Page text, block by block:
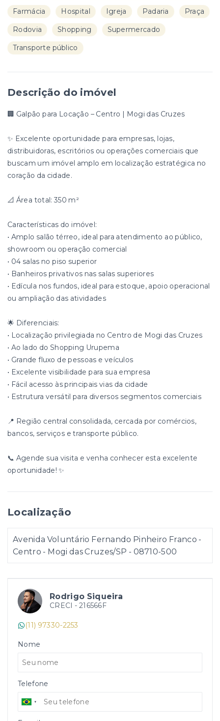
Rodrigo Siqueira
CRECI - 216566F
(11) 97330-2253
Nome
Telefone
Farmácia Hospital Igreja Padaria Praça
Rodovia Shopping Supermercado
Transporte público
Descrição do imóvel
🏢 Galpão para Locação – Centro | Mogi das Cruzes
✨ Excelente oportunidade para empresas, lojas,
distribuidoras, escritórios ou operações comerciais que
buscam um imóvel amplo em localização estratégica no
coração da cidade.
📐 Área total: 350 m²
Características do imóvel:
• Amplo salão térreo, ideal para atendimento ao público,
showroom ou operação comercial
• 04 salas no piso superior
• Banheiros privativos nas salas superiores
• Edícula nos fundos, ideal para estoque, apoio operacional
ou ampliação das atividades
🌟 Diferenciais:
• Localização privilegiada no Centro de Mogi das Cruzes
• Ao lado do Shopping Urupema
• Grande fluxo de pessoas e veículos
• Excelente visibilidade para sua empresa
• Fácil acesso às principais vias da cidade
• Estrutura versátil para diversos segmentos comerciais
📍 Região central consolidada, cercada por comércios,
bancos, serviços e transporte público.
📞 Agende sua visita e venha conhecer esta excelente
oportunidade! ✨
Localização
Avenida Voluntário Fernando Pinheiro Franco -
Centro - Mogi das Cruzes/SP - 08710-500